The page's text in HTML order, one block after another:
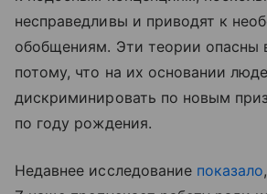
несправедливы и приводят к
обобщениям. Эти теории опасны
потому, что на их основании
дискриминировать по новым
по году рождения.
Недавнее исследование показало